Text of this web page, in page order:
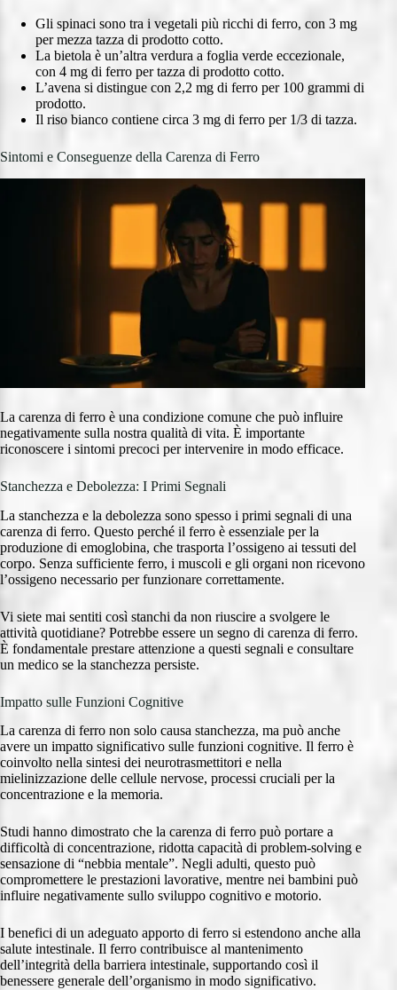
Gli spinaci sono tra i vegetali più ricchi di ferro, con 3 mg
per mezza tazza di prodotto cotto.
La bietola è un’altra verdura a foglia verde eccezionale,
con 4 mg di ferro per tazza di prodotto cotto.
L’avena si distingue con 2,2 mg di ferro per 100 grammi di
prodotto.
Il riso bianco contiene circa 3 mg di ferro per 1/3 di tazza.
Sintomi e Conseguenze della Carenza di Ferro
La carenza di ferro è una condizione comune che può influire
negativamente sulla nostra qualità di vita. È importante
riconoscere i sintomi precoci per intervenire in modo efficace.
Stanchezza e Debolezza: I Primi Segnali
La stanchezza e la debolezza sono spesso i primi segnali di una
carenza di ferro. Questo perché il ferro è essenziale per la
produzione di emoglobina, che trasporta l’ossigeno ai tessuti del
corpo. Senza sufficiente ferro, i muscoli e gli organi non ricevono
l’ossigeno necessario per funzionare correttamente.
Vi siete mai sentiti così stanchi da non riuscire a svolgere le
attività quotidiane? Potrebbe essere un segno di carenza di ferro.
È fondamentale prestare attenzione a questi segnali e consultare
un medico se la stanchezza persiste.
Impatto sulle Funzioni Cognitive
La carenza di ferro non solo causa stanchezza, ma può anche
avere un impatto significativo sulle funzioni cognitive. Il ferro è
coinvolto nella sintesi dei neurotrasmettitori e nella
mielinizzazione delle cellule nervose, processi cruciali per la
concentrazione e la memoria.
Studi hanno dimostrato che la carenza di ferro può portare a
difficoltà di concentrazione, ridotta capacità di problem-solving e
sensazione di “nebbia mentale”. Negli adulti, questo può
compromettere le prestazioni lavorative, mentre nei bambini può
influire negativamente sullo sviluppo cognitivo e motorio.
I benefici di un adeguato apporto di ferro si estendono anche alla
salute intestinale. Il ferro contribuisce al mantenimento
dell’integrità della barriera intestinale, supportando così il
benessere generale dell’organismo in modo significativo.